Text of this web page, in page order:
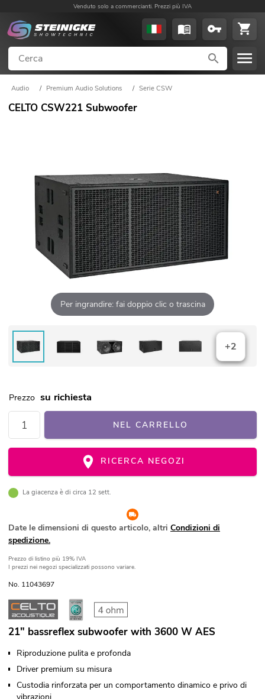
Venduto solo a commercianti. Prezzi più IVA
Audio / Premium Audio Solutions / Serie CSW
CELTO CSW221 Subwoofer
Per ingrandire: fai doppio clic o trascina
+2
Prezzo su richiesta
NEL CARRELLO
RICERCA NEGOZI
La giacenza è di circa 12 sett.
Date le dimensioni di questo articolo, altri Condizioni di
spedizione.
Prezzo di listino più 19% IVA
I prezzi nei negozi specializzati possono variare.
No. 11043697
21" bassreflex subwoofer with 3600 W AES
Riproduzione pulita e profonda
Driver premium su misura
Custodia rinforzata per un comportamento dinamico e privo di